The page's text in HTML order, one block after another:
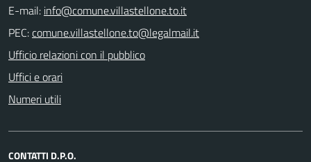
E-mail:
PEC:
Ufficio relazioni con il pubblico
Uffici e orari
Numeri utili
CONTATTI D.P.O.